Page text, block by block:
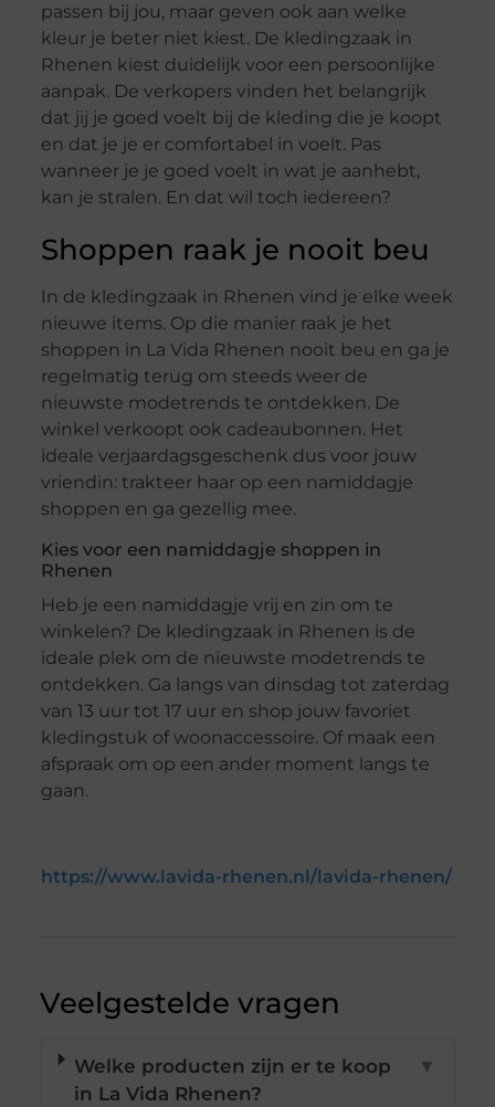
passen bij jou, maar geven ook aan welke
kleur je beter niet kiest. De kledingzaak in
Rhenen kiest duidelijk voor een persoonlijke
aanpak. De verkopers vinden het belangrijk
dat jij je goed voelt bij de kleding die je koopt
en dat je je er comfortabel in voelt. Pas
wanneer je je goed voelt in wat je aanhebt,
kan je stralen. En dat wil toch iedereen?
Shoppen raak je nooit beu
In de kledingzaak in Rhenen vind je elke week
nieuwe items. Op die manier raak je het
shoppen in La Vida Rhenen nooit beu en ga je
regelmatig terug om steeds weer de
nieuwste modetrends te ontdekken. De
winkel verkoopt ook cadeaubonnen. Het
ideale verjaardagsgeschenk dus voor jouw
vriendin: trakteer haar op een namiddagje
shoppen en ga gezellig mee.
Kies voor een namiddagje shoppen in
Rhenen
Heb je een namiddagje vrij en zin om te
winkelen? De kledingzaak in Rhenen is de
ideale plek om de nieuwste modetrends te
ontdekken. Ga langs van dinsdag tot zaterdag
van 13 uur tot 17 uur en shop jouw favoriet
kledingstuk of woonaccessoire. Of maak een
afspraak om op een ander moment langs te
gaan.
https://www.lavida-rhenen.nl/lavida-rhenen/
Veelgestelde vragen
Welke producten zijn er te koop
in La Vida Rhenen?
▼